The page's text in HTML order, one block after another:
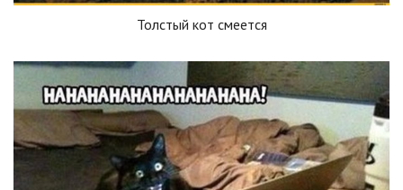
Толстый кот смеется